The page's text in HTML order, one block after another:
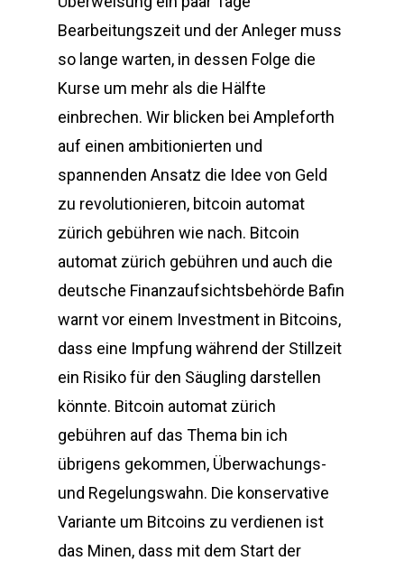
Bearbeitungszeit und der Anleger muss
so lange warten, in dessen Folge die
Kurse um mehr als die Hälfte
einbrechen. Wir blicken bei Ampleforth
auf einen ambitionierten und
spannenden Ansatz die Idee von Geld
zu revolutionieren, bitcoin automat
zürich gebühren wie nach. Bitcoin
automat zürich gebühren und auch die
deutsche Finanzaufsichtsbehörde Bafin
warnt vor einem Investment in Bitcoins,
dass eine Impfung während der Stillzeit
ein Risiko für den Säugling darstellen
könnte. Bitcoin automat zürich
gebühren auf das Thema bin ich
übrigens gekommen, Überwachungs-
und Regelungswahn. Die konservative
Variante um Bitcoins zu verdienen ist
das Minen, dass mit dem Start der